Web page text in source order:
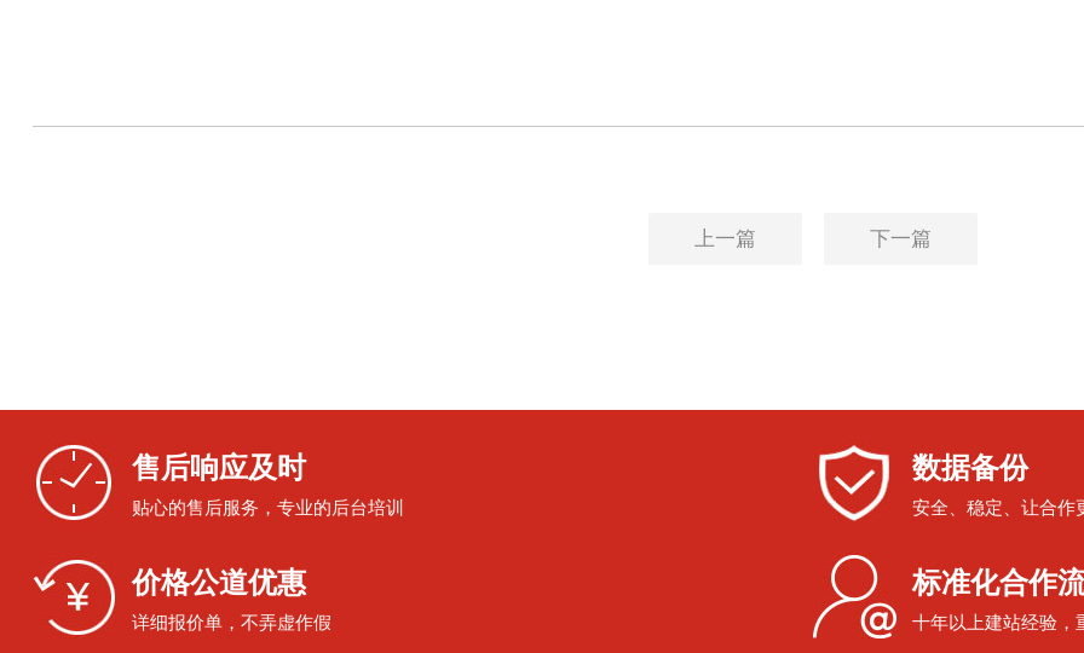
上一篇 下一篇
售后响应及时
贴心的售后服务，专业的后台培训
数据备份
安全、稳定、让合作
价格公道优惠
详细报价单，不弄虚作假
标准化合作
十年以上建站经验，